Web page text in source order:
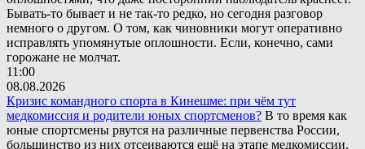
Бывать-то бывает и не так-то редко, но сегодня разговор
немного о другом. О том, как чиновники могут оперативно
исправлять упомянутые оплошности. Если, конечно, сами
горожане не молчат.
11:00
08.08.2026
Кризис командного спорта в Кинешме: при чём тут
медкомиссия и родители юных спортсменов? В то время как
юные спортсмены рвутся на различные первенства России,
большинство из них отсеиваются ещё на этапе медкомиссии.